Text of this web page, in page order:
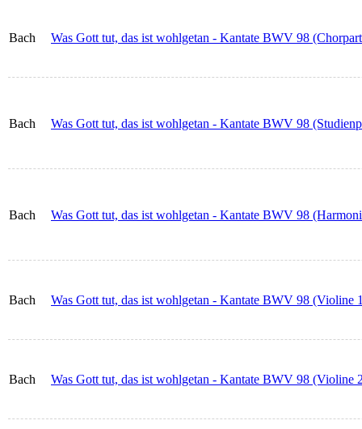
Bach Was Gott tut, das ist wohlgetan - Kantate BWV 98
Bach Was Gott tut, das ist wohlgetan - Kantate BWV 98
Bach Was Gott tut, das ist wohlgetan - Kantate BWV 98
Bach Was Gott tut, das ist wohlgetan - Kantate BWV 98 (Violine
Bach Was Gott tut, das ist wohlgetan - Kantate BWV 98 (Violine